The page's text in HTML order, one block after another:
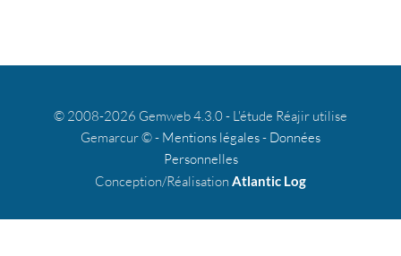
© 2008-2026 Gemweb 4.3.0 - L'étude Réajir utilise
Gemarcur © - Mentions légales- Données
Personnelles
Conception/Réalisation Atlantic Log